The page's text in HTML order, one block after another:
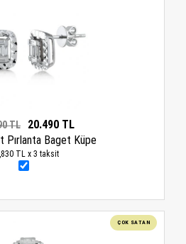
TL
20.490 TL
Pırlanta Baget Küpe
TL x 3 taksit
ÇOK SATAN